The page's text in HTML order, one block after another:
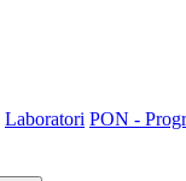
Laboratori PON -